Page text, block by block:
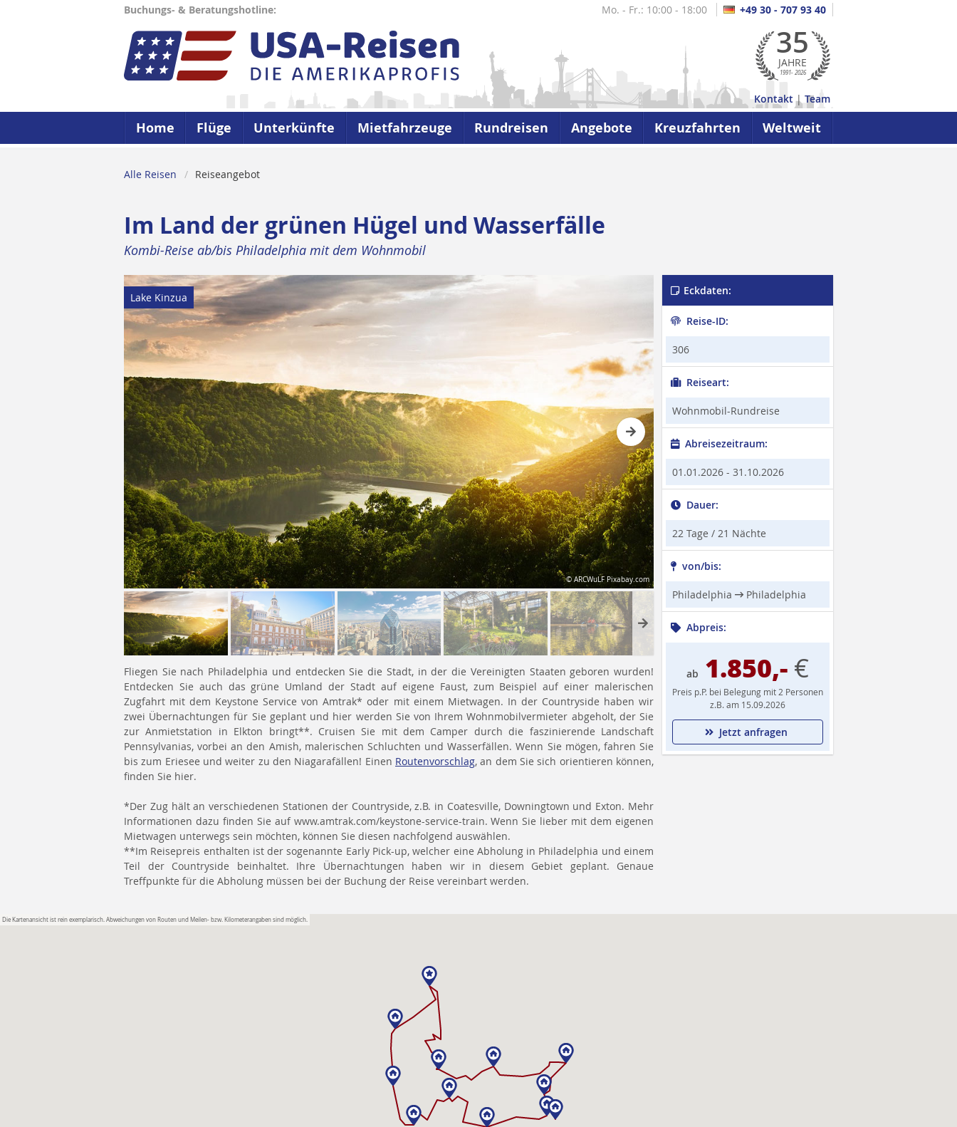
Buchungs- & Beratungshotline: Mo. - Fr.: 10:00 - 18:00 +49 30 - 707 93 40
35
JAHRE
1991- 2026
Kontakt | Team
Home Flüge Unterkünfte Mietfahrzeuge Rundreisen Angebote Kreuzfahrten Weltweit
Alle Reisen Reiseangebot
Im Land der grünen Hügel und Wasserfälle
Kombi-Reise ab/bis Philadelphia mit dem Wohnmobil
Lake Kinzua
© ARCWuLF Pixabay.com
Philadelphia Independence Hall
Next
Fliegen Sie nach Philadelphia und entdecken Sie die Stadt, in der die Vereinigten Staaten geboren wurden!
Entdecken Sie auch das grüne Umland der Stadt auf eigene Faust, zum Beispiel auf einer malerischen
Zugfahrt mit dem Keystone Service von Amtrak* oder mit einem Mietwagen. In der Countryside haben wir
zwei Übernachtungen für Sie geplant und hier werden Sie von Ihrem Wohnmobilvermieter abgeholt, der Sie
zur Anmietstation in Elkton bringt**. Cruisen Sie mit dem Camper durch die faszinierende Landschaft
Pennsylvanias, vorbei an den Amish, malerischen Schluchten und Wasserfällen. Wenn Sie mögen, fahren Sie
bis zum Eriesee und weiter zu den Niagarafällen! Einen Routenvorschlag, an dem Sie sich orientieren können,
finden Sie hier.
*Der Zug hält an verschiedenen Stationen der Countryside, z.B. in Coatesville, Downingtown und Exton. Mehr
Informationen dazu finden Sie auf www.amtrak.com/keystone-service-train. Wenn Sie lieber mit dem eigenen
Mietwagen unterwegs sein möchten, können Sie diesen nachfolgend auswählen.
**Im Reisepreis enthalten ist der sogenannte Early Pick-up, welcher eine Abholung in Philadelphia und einem
Teil der Countryside beinhaltet. Ihre Übernachtungen haben wir in diesem Gebiet geplant. Genaue
Treffpunkte für die Abholung müssen bei der Buchung der Reise vereinbart werden.
Eckdaten:
Reise-ID:
306
Reiseart:
Wohnmobil-Rundreise
Abreisezeitraum:
01.01.2026 - 31.10.2026
Dauer:
22 Tage / 21 Nächte
von/bis:
Philadelphia Philadelphia
Abpreis:
ab 1.850,- €
Preis p.P. bei Belegung mit 2 Personen
z.B. am 15.09.2026
Jetzt anfragen
Die Kartenansicht ist rein exemplarisch. Abweichungen von Routen und Meilen- bzw. Kilometerangaben sind möglich.